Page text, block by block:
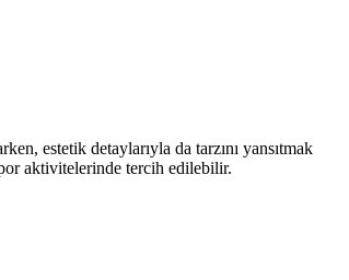
estetik detaylarıyla da tarzını yansıtmak
aktivitelerinde tercih edilebilir.